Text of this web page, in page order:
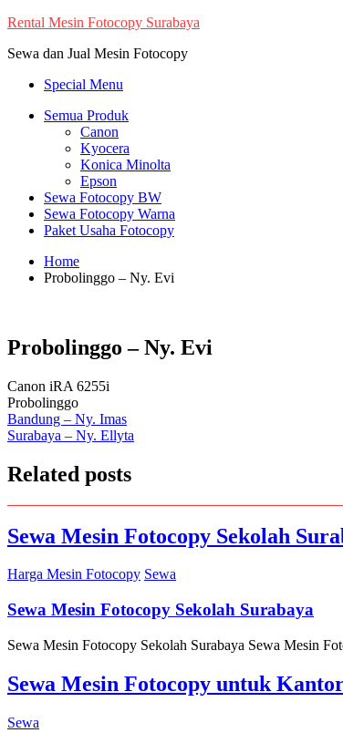
Skip
content
Rental Mesin Fotocopy Surabaya
Sewa dan Jual Mesin Fotocopy
Special Menu
Semua Produk
Canon
Kyocera
Konica Minolta
Epson
Sewa Fotocopy BW
Sewa Fotocopy Warna
Paket Usaha Fotocopy
Home
Probolinggo – Ny. Evi
Probolinggo – Ny. Evi
Canon iRA 6255i
Probolinggo
Post
navigation
Bandung – Ny. Imas
Surabaya – Ny. Ellyta
Related posts
Sewa Mesin Fotocopy Sekolah
Harga Mesin Fotocopy Sewa
Sewa Mesin Fotocopy Sekolah Surabaya
Sewa Mesin Fotocopy Sekolah Surabaya Sewa Mesin
Sewa Mesin Fotocopy untuk
Sewa